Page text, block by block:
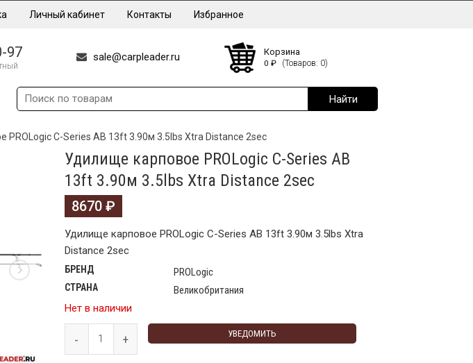
Личный кабинет Контакты Избранное
97 sale@carpleader.ru Корзина
0 ₽ (Товаров: 0)
PROLogic C-Series AB 13ft 3.90м 3.5lbs Xtra Distance 2sec
Удилище карповое PROLogic C-Series AB
13ft 3.90м 3.5lbs Xtra Distance 2sec
8670 ₽
Удилище карповое PROLogic C-Series AB 13ft 3.90м 3.5lbs Xtra
Distance 2sec
БРЕНД PROLogic
СТРАНА
Великобритания
Нет в наличии
УВЕДОМИТЬ